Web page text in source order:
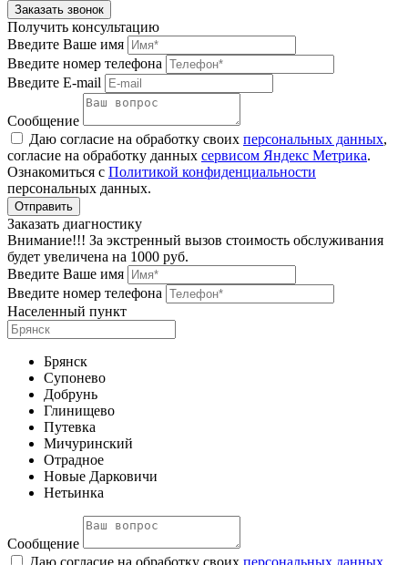
Получить консультацию
Введите Ваше имя
Введите номер телефона
Введите E-mail
Сообщение
Даю согласие на обработку своих персональных данных,
согласие на обработку данных сервисом Яндекс Метрика.
Ознакомиться с Политикой конфиденциальности
персональных данных.
Заказать диагностику
Внимание!!! За экстренный вызов стоимость обслуживания
будет увеличена на 1000 руб.
Введите Ваше имя
Введите номер телефона
Населенный пункт
Брянск
Супонево
Добрунь
Глинищево
Путевка
Мичуринский
Отрадное
Новые Дарковичи
Нетьинка
Сообщение
Даю согласие на обработку своих персональных данных